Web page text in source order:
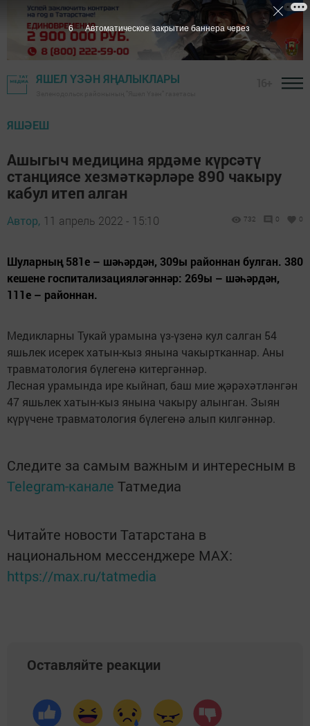
ЯШЕЛ ҮЗӘН ЯҢАЛЫКЛАРЫ
ЯШӘЕШ
Ашыгыч медицина ярдәме күрсәтү
станциясе хезмәткәрләре 890 чакыру
кабул итеп алган
Автор, 11 апрель 2022 - 15:10 732 0 0
Шуларның 581е – шәһәрдән, 309ы районнан булган. 380
кешене госпитализацияләгәннәр: 269ы – шәһәрдән,
111е – районнан.
Медикларны Тукай урамына үз-үзенә кул салган 54
яшьлек исерек хатын-кыз янына чакыртканнар. Аны
травматология бүлегенә китергәннәр.
Лесная урамында ире кыйнап, баш мие җәрәхәтләнгән
47 яшьлек хатын-кыз янына чакыру алынган. Зыян
күрүчене травматология бүлегенә алып килгәннәр.
Следите за самым важным и интересным в
Telegram-канале Татмедиа
Читайте новости Татарстана в
национальном мессенджере MАХ:
https://max.ru/tatmedia
Оставляйте реакции
5 Автоматическое закрытие баннера через